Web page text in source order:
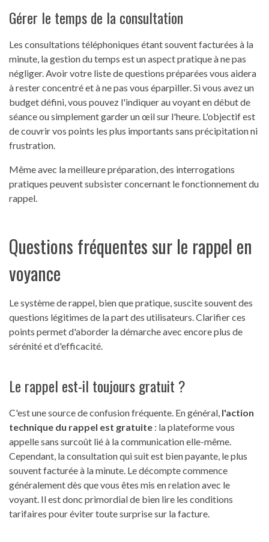
Gérer le temps de la consultation
Les consultations téléphoniques étant souvent facturées à la
minute, la gestion du temps est un aspect pratique à ne pas
négliger. Avoir votre liste de questions préparées vous aidera
à rester concentré et à ne pas vous éparpiller. Si vous avez un
budget défini, vous pouvez l'indiquer au voyant en début de
séance ou simplement garder un œil sur l'heure. L'objectif est
de couvrir vos points les plus importants sans précipitation ni
frustration.
Même avec la meilleure préparation, des interrogations
pratiques peuvent subsister concernant le fonctionnement du
rappel.
Questions fréquentes sur le rappel en
voyance
Le système de rappel, bien que pratique, suscite souvent des
questions légitimes de la part des utilisateurs. Clarifier ces
points permet d'aborder la démarche avec encore plus de
sérénité et d'efficacité.
Le rappel est-il toujours gratuit ?
C'est une source de confusion fréquente. En général, l'action
technique du rappel est gratuite : la plateforme vous
appelle sans surcoût lié à la communication elle-même.
Cependant, la consultation qui suit est bien payante, le plus
souvent facturée à la minute. Le décompte commence
généralement dès que vous êtes mis en relation avec le
voyant. Il est donc primordial de bien lire les conditions
tarifaires pour éviter toute surprise sur la facture.